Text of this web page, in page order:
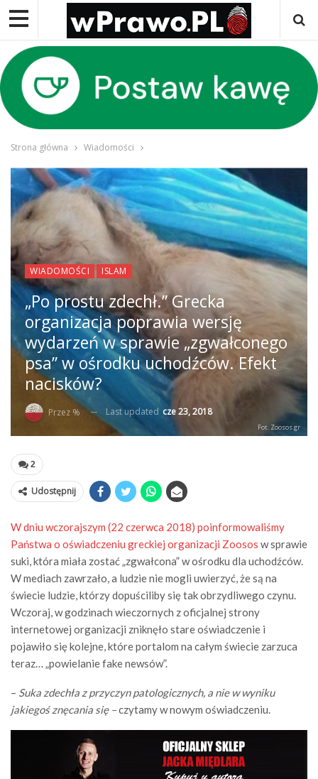
Strona główna Wiadomości
WIADOMOŚCI ISLAM
„Po prostu zdechł.” Grecka
organizacja poprawia wersję
wydarzeń w sprawie „zgwałconego
psa” w ośrodku uchodźców. Efekt
nacisków?
Przez % Last updated cze 23, 2018
Fot. Zoosos.gr
2
Udostępnij
W dniu wczorajszym (22 czerwca 2018) poinformowaliśmy
Państwa o oświadczeniu greckiej organizacji Zoosos w sprawie
suki, która miała zostać „zgwałcona” w ośrodku dla uchodźców.
W mediach zawrzało, a ludzie nie mogli uwierzyć, że są na
świecie ludzie, którzy dopuściliby się tak obrzydliwego czynu.
Wczoraj, w godzinach wieczornych z oficjalnej strony
internetowej organizacji zniknęło stare oświadczenie i
pojawiło się kolejne, które portalom na całym świecie zarzuca
teraz… „powielanie fake newsów”.
– Suka zdechła z przyczyn patologicznych, a nie w wyniku
jakiegoś znęcania się –czytamy w nowym oświadczeniu.